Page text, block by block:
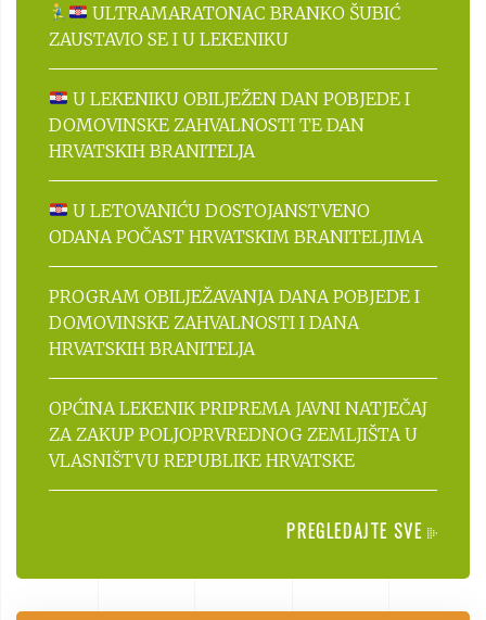
ULTRAMARATONAC BRANKO ŠUBIĆ
ZAUSTAVIO SE I U LEKENIKU
U LEKENIKU OBILJEŽEN DAN POBJEDE I
DOMOVINSKE ZAHVALNOSTI TE DAN
HRVATSKIH BRANITELJA
U LETOVANIĆU DOSTOJANSTVENO
ODANA POČAST HRVATSKIM BRANITELJIMA
PROGRAM OBILJEŽAVANJA DANA POBJEDE I
DOMOVINSKE ZAHVALNOSTI I DANA
HRVATSKIH BRANITELJA
OPĆINA LEKENIK PRIPREMA JAVNI NATJEČAJ
ZA ZAKUP POLJOPRVREDNOG ZEMLJIŠTA U
VLASNIŠTVU REPUBLIKE HRVATSKE
PREGLEDAJTE SVE